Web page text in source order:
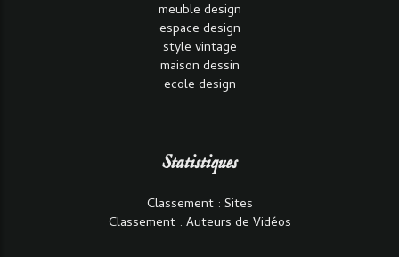
meuble design
espace design
style vintage
maison dessin
ecole design
Statistiques
Classement : Sites
Classement : Auteurs de Vidéos